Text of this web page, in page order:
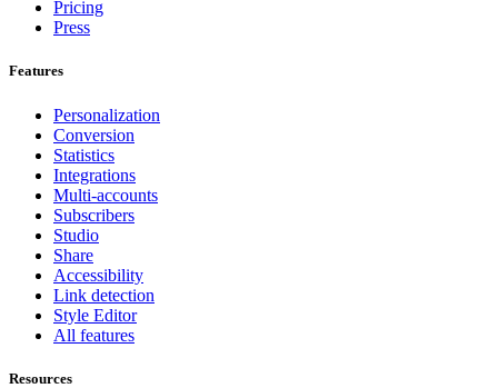
Pricing
Press
Features
Personalization
Conversion
Statistics
Integrations
Multi-accounts
Subscribers
Studio
Share
Accessibility
Link detection
Style Editor
All features
Resources